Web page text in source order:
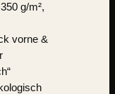
g/m²,
vorne &